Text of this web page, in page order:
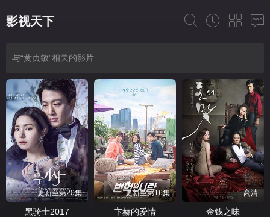
影视天下
与“黄贞敏”相关的影片
更新至第20集
黑骑士2017
更新至第16集
卞赫的爱情
高清
金钱之味